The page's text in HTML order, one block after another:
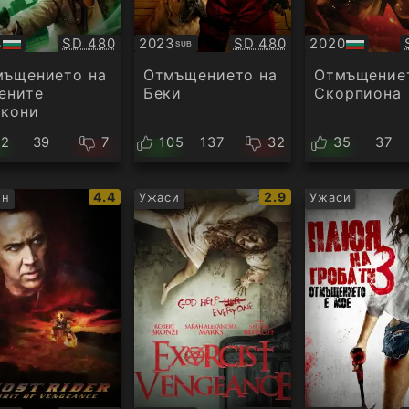
Качество:
SD 480
на
39 7
2023SUB
Субтитри Качество:
SD 480
Отмъщението на
Беки
105 137 32
2020
БГ
аудио
Скорпиона
35 37
IMDb
рейтинг:
4.4 Ужаси
IMDb
рейтинг:
2.9 Ужаси